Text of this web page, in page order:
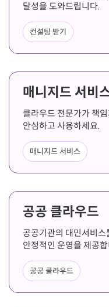
달성을 도와드립니다.
컨설팅 받기
매니지드 서비
클라우드 전문가가 책
안심하고 사용하세요.
매니지드 서비스
공공 클라우드
공공기관의 대민서비
안정적인 운영을 제공
공공 클라우드